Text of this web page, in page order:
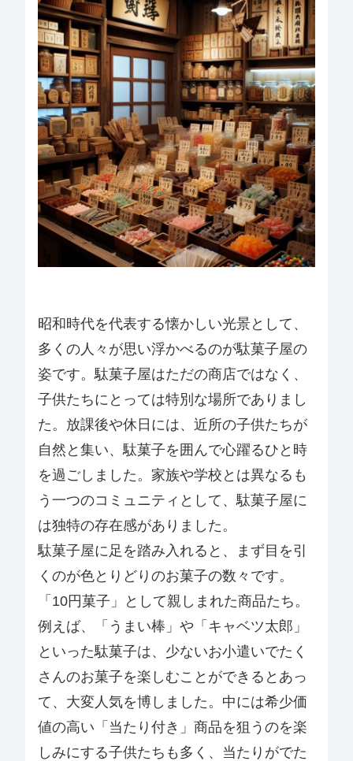
昭和時代を代表する懐かしい光景として、
多くの人々が思い浮かべるのが駄菓子屋の
姿です。駄菓子屋はただの商店ではなく、
子供たちにとっては特別な場所でありまし
た。放課後や休日には、近所の子供たちが
自然と集い、駄菓子を囲んで心躍るひと時
を過ごしました。家族や学校とは異なるも
う一つのコミュニティとして、駄菓子屋に
は独特の存在感がありました。
駄菓子屋に足を踏み入れると、まず目を引
くのが色とりどりのお菓子の数々です。
「10円菓子」として親しまれた商品たち。
例えば、「うまい棒」や「キャベツ太郎」
といった駄菓子は、少ないお小遣いでたく
さんのお菓子を楽しむことができるとあっ
て、大変人気を博しました。中には希少価
値の高い「当たり付き」商品を狙うのを楽
しみにする子供たちも多く、当たりがでた